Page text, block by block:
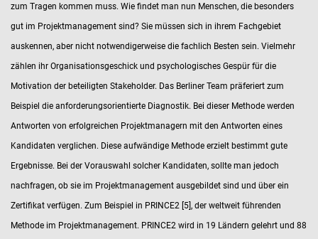
zum Tragen kommen muss. Wie findet man nun Menschen, die besonders
gut im Projektmanagement sind? Sie müssen sich in ihrem Fachgebiet
auskennen, aber nicht notwendigerweise die fachlich Besten sein. Vielmehr
zählen ihr Organisationsgeschick und psychologisches Gespür für die
Motivation der beteiligten Stakeholder. Das Berliner Team präferiert zum
Beispiel die anforderungsorientierte Diagnostik. Bei dieser Methode werden
Antworten von erfolgreichen Projektmanagern mit den Antworten eines
Kandidaten verglichen. Diese aufwändige Methode erzielt bestimmt gute
Ergebnisse. Bei der Vorauswahl solcher Kandidaten, sollte man jedoch
nachfragen, ob sie im Projektmanagement ausgebildet sind und über ein
Zertifikat verfügen. Zum Beispiel in PRINCE2 [5], der weltweit führenden
Methode im Projektmanagement. PRINCE2 wird in 19 Ländern gelehrt und 88